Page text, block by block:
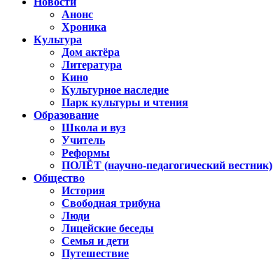
Анонс
Хроника
Культура
Дом актёра
Литература
Кино
Культурное наследие
Парк культуры и чтения
Образование
Школа и вуз
Учитель
Реформы
ПОЛЁТ (научно-педагогический вестник)
Общество
История
Свободная трибуна
Люди
Лицейские беседы
Семья и дети
Путешествие